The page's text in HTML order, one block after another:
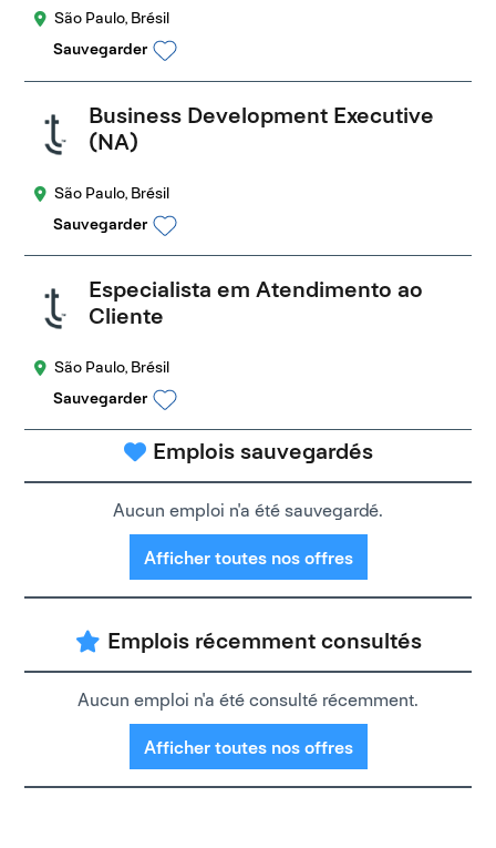
São Paulo, Brésil
Sauvegarder
Business Development Executive
(NA)
São Paulo, Brésil
Sauvegarder
Especialista em Atendimento ao
Cliente
São Paulo, Brésil
Sauvegarder
Emplois sauvegardés
Aucun emploi n'a été sauvegardé.
Afficher toutes nos offres
Emplois récemment consultés
Aucun emploi n'a été consulté récemment.
Afficher toutes nos offres